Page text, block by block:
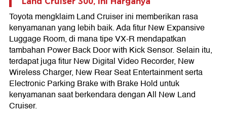
Toyota mengklaim Land Cruiser ini memberikan rasa
kenyamanan yang lebih baik. Ada fitur New Expansive
Luggage Room, di mana tipe VX-R mendapatkan
tambahan Power Back Door with Kick Sensor. Selain itu,
terdapat juga fitur New Digital Video Recorder, New
Wireless Charger, New Rear Seat Entertainment serta
Electronic Parking Brake with Brake Hold untuk
kenyamanan saat berkendara dengan All New Land
Cruiser.